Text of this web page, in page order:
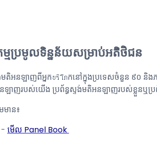
មប្រមូលទិន្នន័យសម្រាប់អតិថិជន
អនឡាញពីអ្នកบริโภកនៅក្នុងប្រទេសចំនួន ៩០ និងភ
អនឡាញរបស់យើង ប្រព័ន្ធស្ទង់មតិអនឡាញរបស់ខ្លួន
មាន៖
មើល Panel Book